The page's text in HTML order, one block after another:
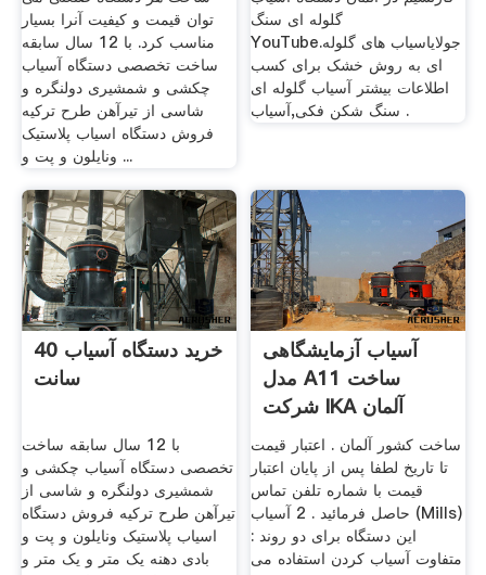
توان قیمت و کیفیت آنرا بسیار
مناسب کرد. با 12 سال سابقه
ساخت تخصصی دستگاه آسیاب
چکشی و شمشیری دولنگره و
شاسی از تیرآهن طرح ترکیه
فروش دستگاه اسیاب پلاستیک
ونایلون و پت و ...
گلوله ای سنگ
YouTube.جولایاسیاب های گلوله
ای به روش خشک برای کسب
اطلاعات بیشتر آسیاب گلوله ای
سنگ شکن فکی,آسیاب .
خرید دستگاه آسیاب 40
سانت
با 12 سال سابقه ساخت
تخصصی دستگاه آسیاب چکشی و
شمشیری دولنگره و شاسی از
تیرآهن طرح ترکیه فروش دستگاه
اسیاب پلاستیک ونایلون و پت و
بادی دهنه یک متر و یک متر و
آسیاب آزمایشگاهی
مدل A11 ساخت
شرکت IKA آلمان
ساخت کشور آلمان . اعتبار قیمت
تا تاریخ لطفا پس از پایان اعتبار
قیمت با شماره تلفن تماس
حاصل فرمائید . 2 آسیاب (Mills)
: این دستگاه برای دو روند
متفاوت آسیاب کردن استفاده می